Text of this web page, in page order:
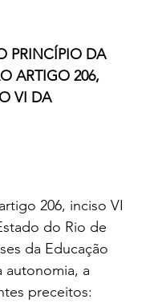
PRINCÍPIO DA
ARTIGO 206,
VI DA
206, inciso VI
do Rio de
da Educação
autonomia, a
preceitos: